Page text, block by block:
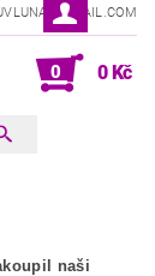
0 0 Kč
naši